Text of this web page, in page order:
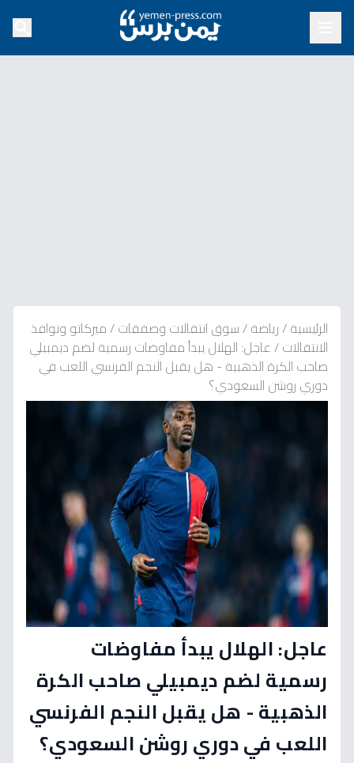
الرئيسية/رياضة/سوق انتقالات وصفقات/ميركاتو ونوافذ
الانتقالات/عاجل: الهلال يبدأ مفاوضات رسمية لضم ديمبيلي
صاحب الكرة الذهبية - هل يقبل النجم الفرنسي اللعب في
دوري روشن السعودي؟
عاجل: الهلال يبدأ مفاوضات
رسمية لضم ديمبيلي صاحب الكرة
الذهبية - هل يقبل النجم الفرنسي
اللعب في دوري روشن السعودي؟